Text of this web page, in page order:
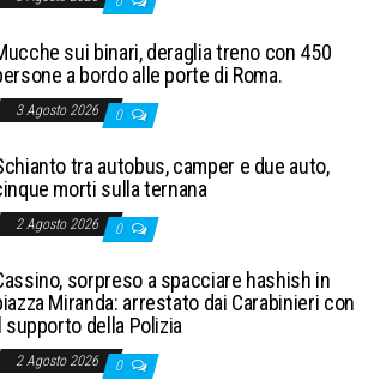
sui binari, deraglia treno con 450
a bordo alle porte di Roma.
3 Agosto 2026 0
tra autobus, camper e due auto,
morti sulla ternana
2 Agosto 2026 0
sorpreso a spacciare hashish in
Miranda: arrestato dai Carabinieri con
supporto della Polizia
2 Agosto 2026 0